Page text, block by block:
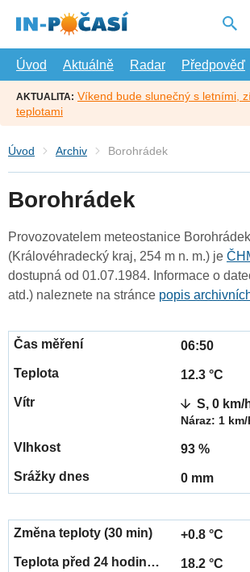
hlavní
Úvod
Aktuálně Radar Předpověď
AKTUALITA: Víkend bude slunečný s letními,
teplotami
Úvod Archiv Borohrádek
Borohrádek
Provozovatelem meteostanice Borohrádek
(Královéhradecký kraj, 254 m n. m.) je
dostupná od 01.07.1984. Informace o
atd.) naleznete na stránce popis
06:50
12.3 °C
S, 0 km/
Náraz: 1 km/
93 %
0 mm
+0.8 °C
18.2 °C